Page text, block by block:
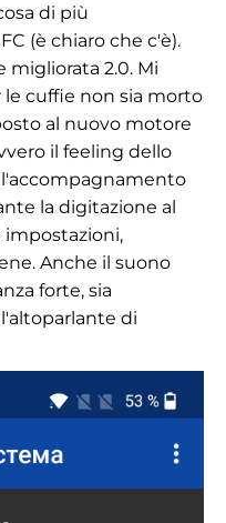
di più
(è chiaro che c'è).
migliorata 2.0. Mi
le cuffie non sia morto
al nuovo motore
il feeling dello
la digitazione al
Anche il suono
forte, sia
di